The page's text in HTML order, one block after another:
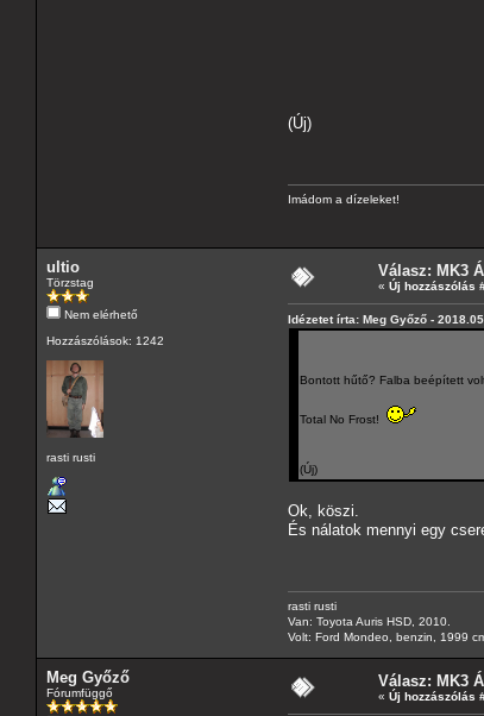
(Új)
Imádom a dízeleket!
ultio
Törzstag
Nem elérhető
Hozzászólások: 1242
rasti rusti
Válasz: MK3
« Új hozzászólás
Idézetet írta: Meg Győző -
Bontott hűtő? Falba beépített
Total No Frost!
(Új)
Ok, köszi.
És nálatok mennyi egy
rasti rusti
Van: Toyota Auris HSD, 2010.
Volt: Ford Mondeo, benzin, 1999
Meg Győző
Fórumfüggő
Válasz: MK3
« Új hozzászólás